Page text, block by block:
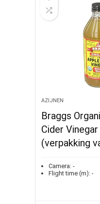
AZIJNEN
Braggs
Cider
(verpakking
Camera: -
Flight time (m): -